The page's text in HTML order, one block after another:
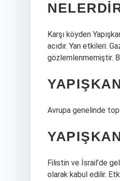
Karşı köyden
acıdır. Yan etkileri:
gözlemlenmemiştir.
Avrupa genelinde
Filistin ve İsrail’de
olarak kabul edilir.